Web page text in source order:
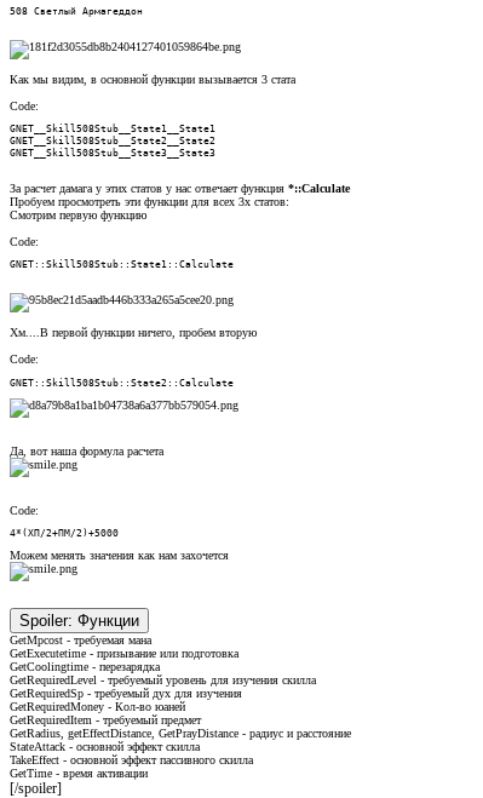
508 Светлый Армагеддон
Как мы видим, в основной функции вызывается 3 стата
Code:
GNET__Skill508Stub__State1__State1
GNET__Skill508Stub__State2__State2
GNET__Skill508Stub__State3__State3
За расчет дамага у этих статов у нас отвечает функция *::Calculate
Пробуем просмотреть эти функции для всех 3х статов:
Смотрим первую функцию
Code:
GNET::Skill508Stub::State1::Calculate
Хм....В первой функции ничего, пробем вторую
Code:
GNET::Skill508Stub::State2::Calculate
Да, вот наша формула расчета
Code:
4*(ХП/2+ПМ/2)+5000
Можем менять значения как нам захочется
Spoiler: Функции
GetMpcost - требуемая мана
GetExecutetime - призывание или подготовка
GetCoolingtime - перезарядка
GetRequiredLevel - требуемый уровень для изучения скилла
GetRequiredSp - требуемый дух для изучения
GetRequiredMoney - Кол-во юаней
GetRequiredItem - требуемый предмет
GetRadius, getEffectDistance, GetPrayDistance - радиус и расстояние
StateAttack - основной эффект скилла
TakeEffect - основной эффект пассивного скилла
GetTime - время активации
[/spoiler]